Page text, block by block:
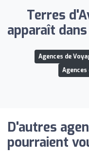
Terres
apparaît
Agences de
Agences
D'autres
pourraient